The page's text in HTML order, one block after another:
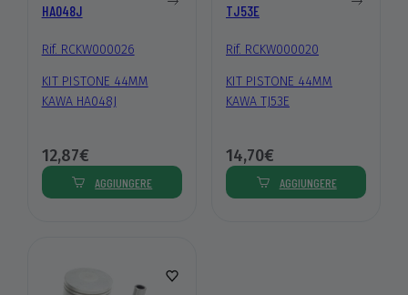
HA048J
Rif. RCKW000026
KIT PISTONE 44MM
KAWA HA048J
12,87€
AGGIUNGERE
TJ53E
Rif. RCKW000020
KIT PISTONE 44MM
KAWA TJ53E
14,70€
AGGIUNGERE